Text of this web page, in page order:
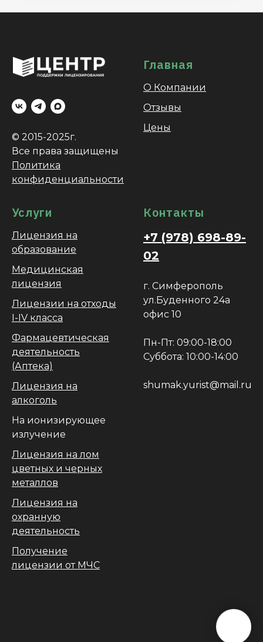
© 2015-2025г.
Все права защищены
Политика
конфиденциальности
Главная
О Компании
Отзывы
Цены
Услуги
Лицензия на
образование
Медицинская
лицензия
Лицензии на отходы
I-IV класса
Фармацевтическая
деятельность
(Аптека)
Лицензия на
алкоголь
На ионизирующее
излучение
Лицензия на лом
цветных и черных
металлов
Лицензия на
охранную
деятельность
Получение
лицензии от МЧС
Контакты
+7 (978) 698-89-
02
г. Симферополь
ул.Буденного 24а
офис 10
Пн-Пт: 09:00-18:00
Суббота: 10:00-14:00
shumak.yurist@mail.ru